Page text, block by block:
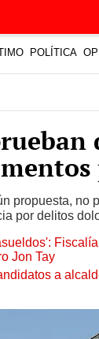
POLÍTICA
propuesta, no
por delitos
Jon Tay
a